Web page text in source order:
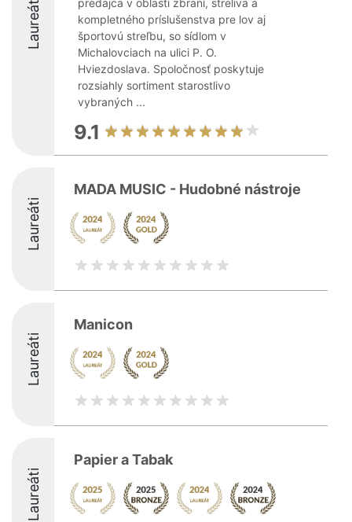
Laureáti
predajca v oblasti zbraní, streliva a
kompletného príslušenstva pre lov aj
športovú streľbu, so sídlom v
Michalovciach na ulici P. O.
Hviezdoslava. Spoločnosť poskytuje
rozsiahly sortiment starostlivo
vybraných ...
9.1
Laureáti
MADA MUSIC - Hudobné nástroje
Laureáti
Manicon
Laureáti
Papier a Tabak